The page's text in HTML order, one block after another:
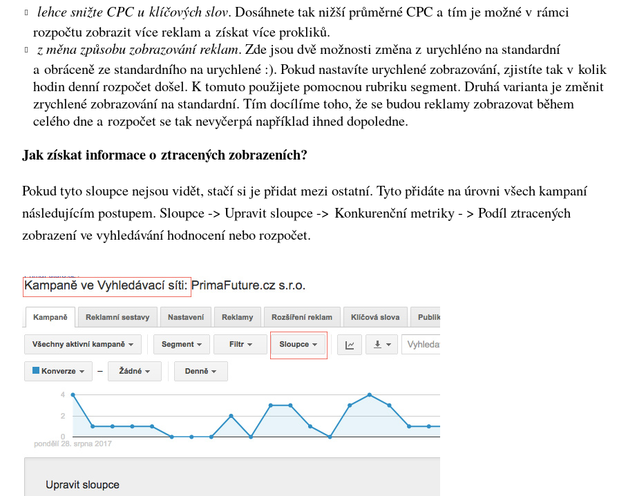
lehce snižte CPC u klíčových slov. Dosáhnete tak nižší průměrné CPC a tím je možné v rámci
rozpočtu zobrazit více reklam a získat více prokliků.
změna způsobu zobrazování reklam. Zde jsou dvě možnosti změna z urychléno na standardní
a obráceně ze standardního na urychlené :). Pokud nastavíte urychlené zobrazování, zjistíte tak v kolik
hodin denní rozpočet došel. K tomuto použijete pomocnou rubriku segment. Druhá varianta je změnit
zrychlené zobrazování na standardní. Tím docílíme toho, že se budou reklamy zobrazovat během
celého dne a rozpočet se tak nevyčerpá například ihned dopoledne.
Jak získat informace o ztracených zobrazeních?
Pokud tyto sloupce nejsou vidět, stačí si je přidat mezi ostatní. Tyto přidáte na úrovni všech kampaní
následujícím postupem. Sloupce -> Upravit sloupce -> Konkurenční metriky - > Podíl ztracených
zobrazení ve vyhledávání hodnocení nebo rozpočet.